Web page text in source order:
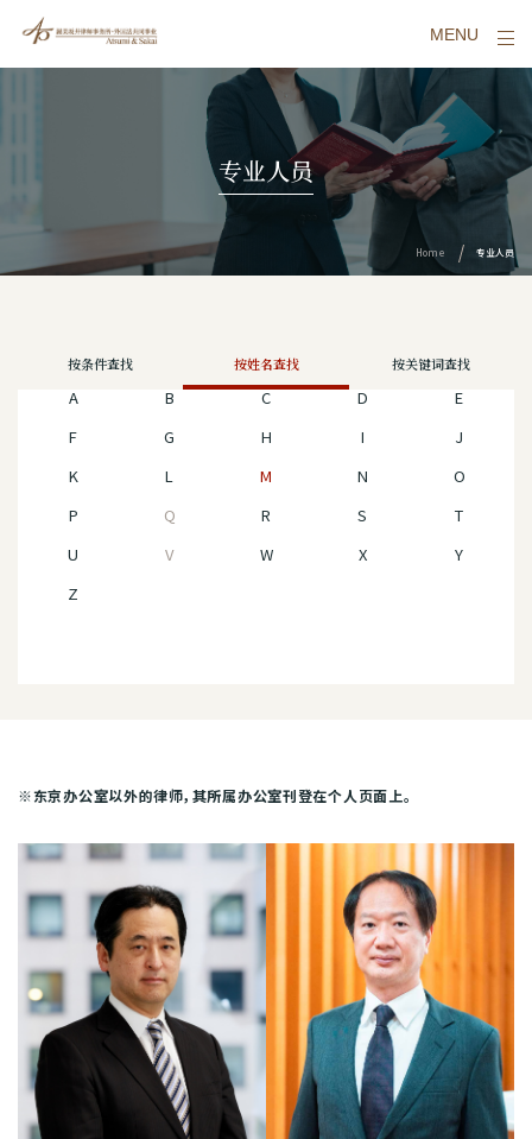
MENU
专业人员
Home 专业人员
按条件查找 按姓名查找 按关键词查找
A B C D
E
F
G H I
J
K
L M N
O
P
Q R S
T
U
V W X
Y
Z
※东京办公室以外的律师，其所属办公室刊登在个人页面上。